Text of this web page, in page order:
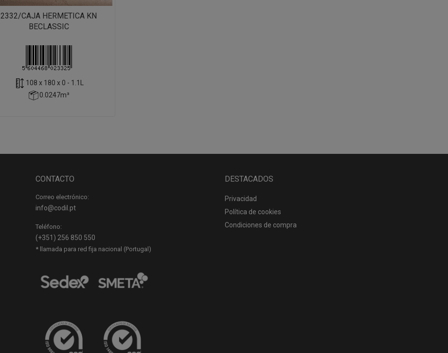
2332/CAJA HERMETICA KN
BECLASSIC
108 x 180 x 0 - 1.1L
0.0247m³
CONTACTO
Correo electrónico:
info@codil.pt
Teléfono:
(+351) 256 850 550
* llamada para red fija nacional (Portugal)
DESTACADOS
Privacidad
Política de cookies
Condiciones de compra